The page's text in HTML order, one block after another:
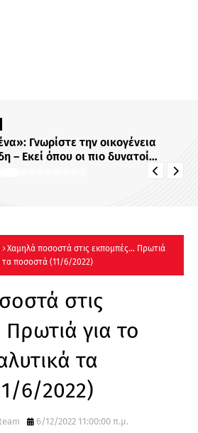
Γνωρίστε την οικογένεια
– Εκεί όπου οι πιο δυνατοί
δοκιμάζονται περισσότερο !
Χαμηλά ποσοστά στις εκπομπές... Πρωτιά
τα ποσοστά (11/6/2022)
στις
για το
τα
6/2022)
6/12/2022 11:00:00 π.μ.